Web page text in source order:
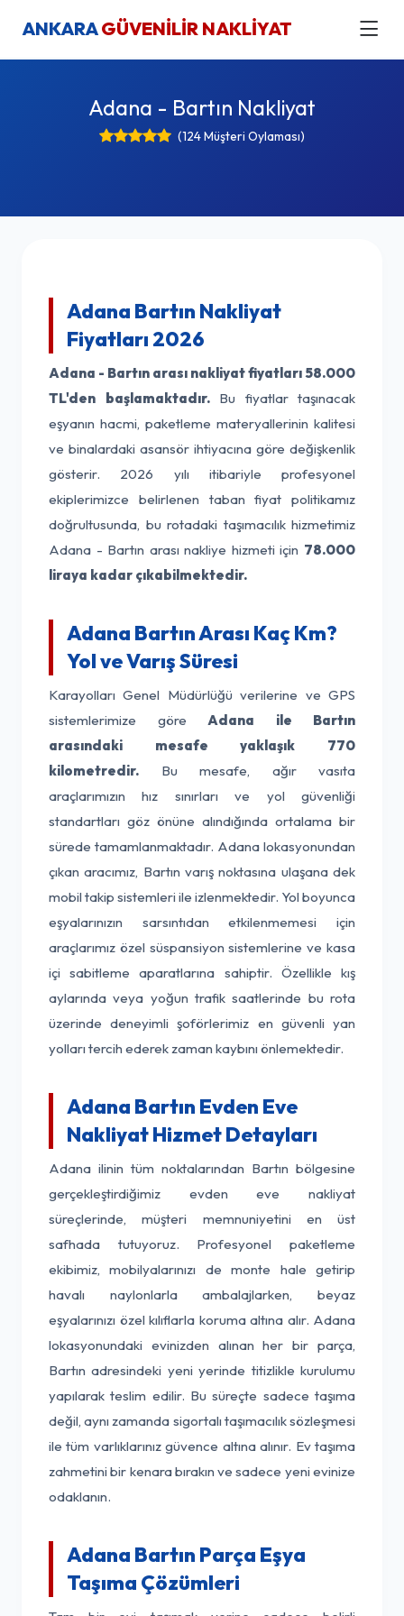
ANKARAGÜVENİLİR NAKLİYAT
Adana - Bartın Nakliyat
(124 Müşteri Oylaması)
Adana Bartın Nakliyat
Fiyatları 2026
Adana - Bartın arası nakliyat fiyatları58.000
TL'den başlamaktadır.Bu fiyatlar taşınacak
eşyanın hacmi, paketleme materyallerinin kalitesi
ve binalardaki asansör ihtiyacına göre değişkenlik
gösterir. 2026 yılı itibariyle profesyonel
ekiplerimizce belirlenen taban fiyat politikamız
doğrultusunda, bu rotadaki taşımacılık hizmetimiz
Adana - Bartın arası nakliye hizmeti için 78.000
liraya kadar çıkabilmektedir.
Adana Bartın Arası Kaç Km?
Yol ve Varış Süresi
Karayolları Genel Müdürlüğü verilerine ve GPS
sistemlerimize göre Adana ile Bartın
arasındaki mesafe yaklaşık 770
kilometredir. Bu mesafe, ağır vasıta
araçlarımızın hız sınırları ve yol güvenliği
standartları göz önüne alındığında ortalama bir
sürede tamamlanmaktadır. Adana lokasyonundan
çıkan aracımız, Bartın varış noktasına ulaşana dek
mobil takip sistemleri ile izlenmektedir. Yol boyunca
eşyalarınızın sarsıntıdan etkilenmemesi için
araçlarımız özel süspansiyon sistemlerine ve kasa
içi sabitleme aparatlarına sahiptir. Özellikle kış
aylarında veya yoğun trafik saatlerinde bu rota
üzerinde deneyimli şoförlerimiz en güvenli yan
yolları tercih ederek zaman kaybını önlemektedir.
Adana Bartın Evden Eve
Nakliyat Hizmet Detayları
Adana ilinin tüm noktalarından Bartın bölgesine
gerçekleştirdiğimiz evden eve nakliyat
süreçlerinde, müşteri memnuniyetini en üst
safhada tutuyoruz. Profesyonel paketleme
ekibimiz, mobilyalarınızı de monte hale getirip
havalı naylonlarla ambalajlarken, beyaz
eşyalarınızı özel kılıflarla koruma altına alır. Adana
lokasyonundaki evinizden alınan her bir parça,
Bartın adresindeki yeni yerinde titizlikle kurulumu
yapılarak teslim edilir. Bu süreçte sadece taşıma
değil, aynı zamanda sigortalı taşımacılık sözleşmesi
ile tüm varlıklarınız güvence altına alınır. Ev taşıma
zahmetini bir kenara bırakın ve sadece yeni evinize
odaklanın.
Adana Bartın Parça Eşya
Taşıma Çözümleri